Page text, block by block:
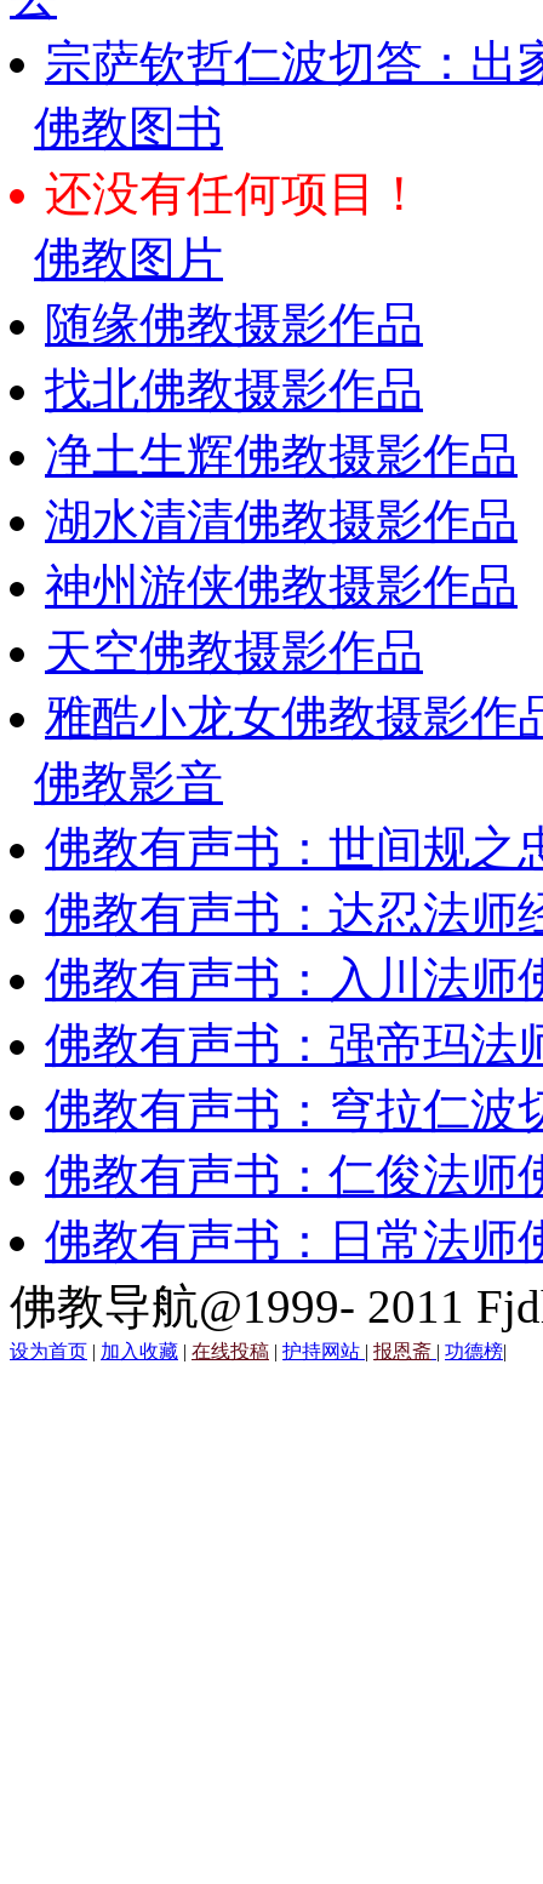
宗萨钦哲仁波切答：出
佛教图书
还没有任何项目！
佛教图片
随缘佛教摄影作品
找北佛教摄影作品
净土生辉佛教摄影作品
湖水清清佛教摄影作品
神州游侠佛教摄影作品
天空佛教摄影作品
雅酷小龙女佛教摄影作
佛教影音
佛教有声书：世间规
佛教有声书：达忍法师
佛教有声书：入川法师
佛教有声书：强帝玛法
佛教有声书：穹拉仁波
佛教有声书：仁俊法师
佛教有声书：日常法师
佛教导航@1999- 2011
设为首页 | 加入收藏 | 在线投稿 | 护持网站 | 报恩斋 | 功德榜|